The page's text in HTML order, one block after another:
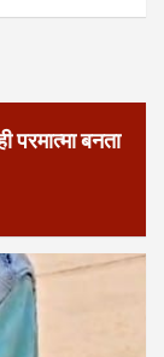
परमात्मा बनता